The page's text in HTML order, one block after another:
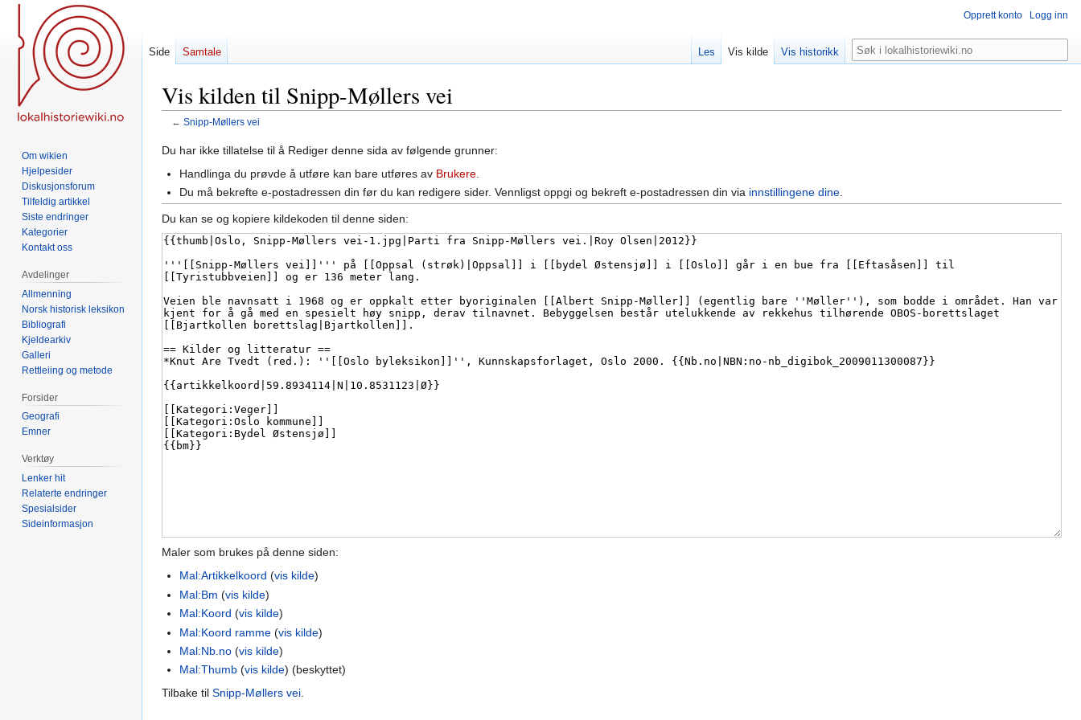
Vis kilden til Snipp-Møllers vei
← Snipp-Møllers vei
Hopp
navigering
Hopp
Du har ikke tillatelse til å Rediger denne sida av følgende grunner:
Handlinga du prøvde å utføre kan bare utføres av Brukere
Du må bekrefte e-postadressen din før du kan redigere sider. Vennligst oppgi og bekreft e-postadressen din via innstillingene dine
Du kan se og kopiere kildekoden til denne siden:
Maler som brukes på denne siden:
Mal:Artikkelkoord (vis kilde)
Mal:Bm (vis kilde)
Mal:Koord (vis kilde)
Mal:Koord ramme (vis kilde)
Mal:Nb.no (vis kilde)
Mal:Thumb (vis kilde) (beskyttet)
Tilbake til Snipp-Møllers vei.
Opprett konto Logg inn
Side Samtale Les Vis kilde Vis historikk Søk
Om wikien
Hjelpesider
Diskusjonsforum
Tilfeldig artikkel
Siste endringer
Kategorier
Kontakt oss
Avdelinger
Allmenning
Norsk historisk leksikon
Bibliografi
Kjeldearkiv
Galleri
Rettleiing og metode
Forsider
Geografi
Emner
Verktøy
Lenker hit
Relaterte endringer
Spesialsider
Sideinformasjon